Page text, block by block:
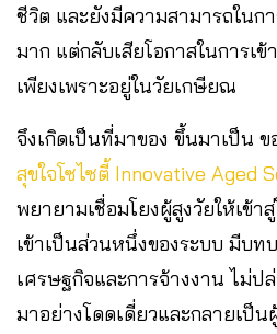
ชีวิต และยังมีความสามารถในก
มาก แต่กลับเสียโอกาสในการเ
เพียงเพราะอยู่ในวัยเกษียณ
จึงเกิดเป็นที่มาของ ขึ้นมาเป็น ข
สุขใจโซไซตี้ Innovative Aged
พยายามเชื่อมโยงผู้สูงวัยให้เข้า
เข้าเป็นส่วนหนึ่งของระบบ มีบท
เศรษฐกิจและการจ้างงาน ไม่ป
มาอย่างโดดเดี่ยวและกลายเป็น